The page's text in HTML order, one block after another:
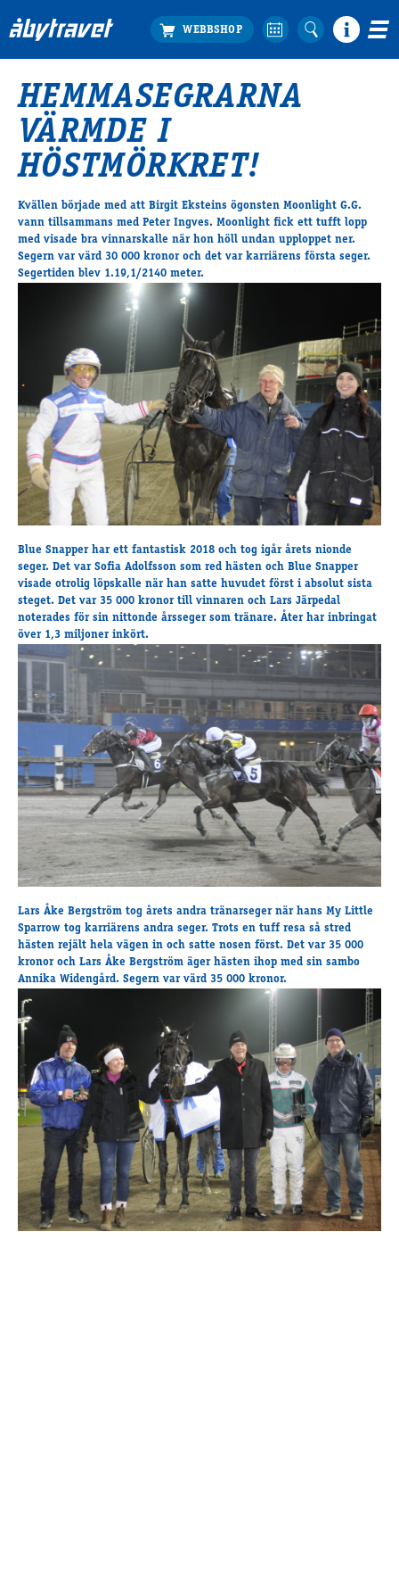
Köp biljett
Travprogrammet
Boka ställplats
Bra att veta
Restauranger
Catering by Lyon
Hotell nära oss
Nybörjar­guide
Travkonferens
Exponering & värdskap
Aktiviteter
Hört och hänt
Tävlingsserier
Träning och provlopp
Aktiva
Månadens hästägare 2026
Månadens B-tränare 2026
Andelshästar
Åby Stora Pris 2026
Supertorsdag för företag
Supertorsdag
Ponnytravtävlingar
Ridsport
Om travskolan
Samarbetspartners
Licenskurser
Ungdoms­stipendium
Ledningsgrupp
Kontakt
Styrelsen
Åby Trav­sällskap
Intresseföreningar
Press
HEMMASEGRARNA
VÄRMDE I
HÖSTMÖRKRET!
Kvällen började med att Birgit Eksteins ögonsten Moonlight G.G.
vann tillsammans med Peter Ingves. Moonlight fick ett tufft lopp
med visade bra vinnarskalle när hon höll undan upploppet ner.
Segern var värd 30 000 kronor och det var karriärens första seger.
Segertiden blev 1.19,1/2140 meter.
Blue Snapper har ett fantastisk 2018 och tog igår årets nionde
seger. Det var Sofia Adolfsson som red hästen och Blue Snapper
visade otrolig löpskalle när han satte huvudet först i absolut sista
steget. Det var 35 000 kronor till vinnaren och Lars Järpedal
noterades för sin nittonde årsseger som tränare. Åter har inbringat
över 1,3 miljoner inkört.
Lars Åke Bergström tog årets andra tränarseger när hans My Little
Sparrow tog karriärens andra seger. Trots en tuff resa så stred
hästen rejält hela vägen in och satte nosen först. Det var 35 000
kronor och Lars Åke Bergström äger hästen ihop med sin sambo
Annika Widengård. Segern var värd 35 000 kronor.